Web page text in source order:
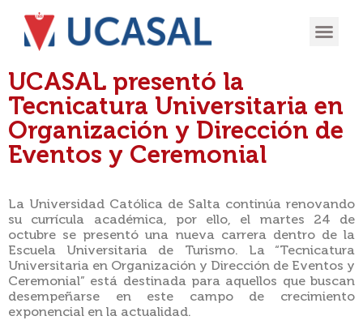
UCASAL presentó la
Tecnicatura Universitaria en
Organización y Dirección de
Eventos y Ceremonial
La Universidad Católica de Salta continúa renovando
su currícula académica, por ello, el martes 24 de
octubre se presentó una nueva carrera dentro de la
Escuela Universitaria de Turismo. La “Tecnicatura
Universitaria en Organización y Dirección de Eventos y
Ceremonial” está destinada para aquellos que buscan
desempeñarse en este campo de crecimiento
exponencial en la actualidad.